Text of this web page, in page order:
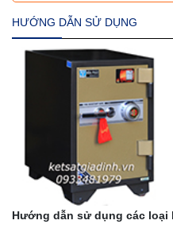
HƯỚNG DẪN SỬ DỤNG
Hướng dẫn sử dụng các loại